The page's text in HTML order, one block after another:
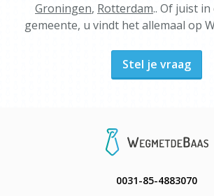
Groningen, Rotterdam.. Of juist
gemeente, u vindt het allemaal op
Stel je vraag
0031-85-4883070